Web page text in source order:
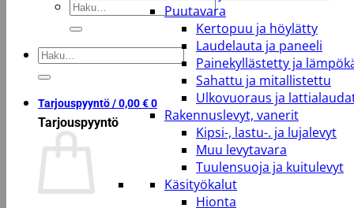
Etsi:
Etsi:
Tarjouspyyntö /0,00€0
Tarjouspyyntö
Puutavara
Kertopuu ja höylätty
Laudelauta ja paneeli
Painekyllästetty ja
Sahattu ja mitallistettu
Ulkovuoraus ja
Rakennuslevyt, vanerit
Kipsi-, lastu-. ja lujalevyt
Muu levytavara
Tuulensuoja ja kuitulevyt
Käsityökalut
Hionta